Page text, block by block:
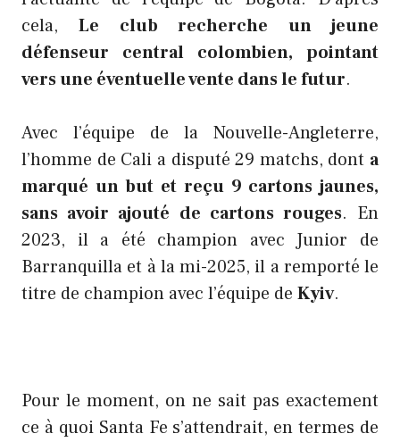
cela,Le club recherche un jeune
défenseur central colombien, pointant
vers une éventuelle vente dans le futur.
Avec l’équipe de la Nouvelle-Angleterre,
l’homme de Cali a disputé 29 matchs, dont a
marqué un but et reçu 9 cartons jaunes,
sans avoir ajouté de cartons rouges. En
2023, il a été champion avec Junior de
Barranquilla et à la mi-2025, il a remporté le
titre de champion avec l’équipe de Kyiv.
Pour le moment, on ne sait pas exactement
ce à quoi Santa Fe s’attendrait, en termes de